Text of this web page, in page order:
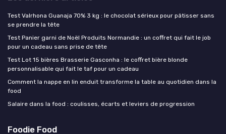
Test Valrhona Guanaja 70% 3 kg : le chocolat sérieux pour pâtisser sans
se prendre la tête
Test Panier garni de Noël Produits Normandie : un coffret qui fait le job
pour un cadeau sans prise de tête
Test Lot 15 bières Brasserie Gasconha : le coffret bière blonde
personnalisable qui fait le taf pour un cadeau
Comment la nappe en lin enduit transforme la table au quotidien dans la
food
Salaire dans la food : coulisses, écarts et leviers de progression
Foodie Food